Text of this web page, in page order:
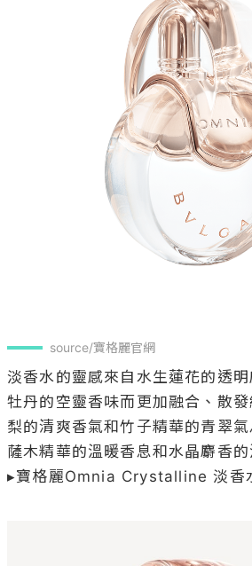
source/寶格麗官網
淡香水的靈感來自水生蓮花的透
牡丹的空靈香味而更加融合、散
梨的清爽香氣和竹子精華的青翠
薩木精華的溫暖香息和水晶麝香的
▸寶格麗Omnia Crystalline 淡香